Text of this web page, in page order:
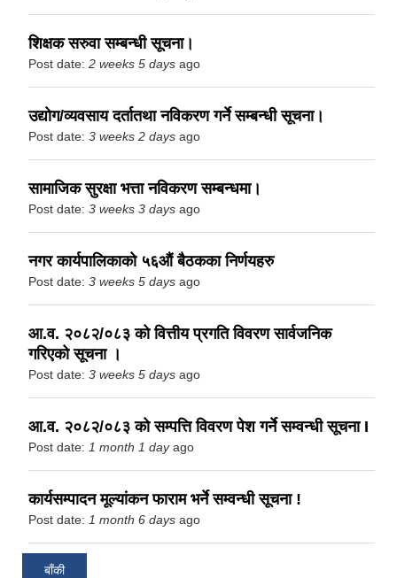
शिक्षक सरुवा सम्बन्धी सूचना।
Post date: 2 weeks 5 days ago
उद्योग/व्यवसाय दर्तातथा नविकरण गर्ने सम्बन्धी सूचना।
Post date: 3 weeks 2 days ago
सामाजिक सुरक्षा भत्ता नविकरण सम्बन्धमा।
Post date: 3 weeks 3 days ago
नगर कार्यपालिकाको ५६औं बैठकका निर्णयहरु
Post date: 3 weeks 5 days ago
आ.व. २०८२/०८३ को वित्तीय प्रगति विवरण सार्वजनिक
गरिएको सूचना ।
Post date: 3 weeks 5 days ago
आ.व. २०८२/०८३ को सम्पत्ति विवरण पेश गर्ने सम्वन्धी सूचना I
Post date: 1 month 1 dayago
कार्यसम्पादन मूल्यांकन फाराम भर्ने सम्वन्धी सूचना !
Post date: 1 month 6 days ago
बाँकी